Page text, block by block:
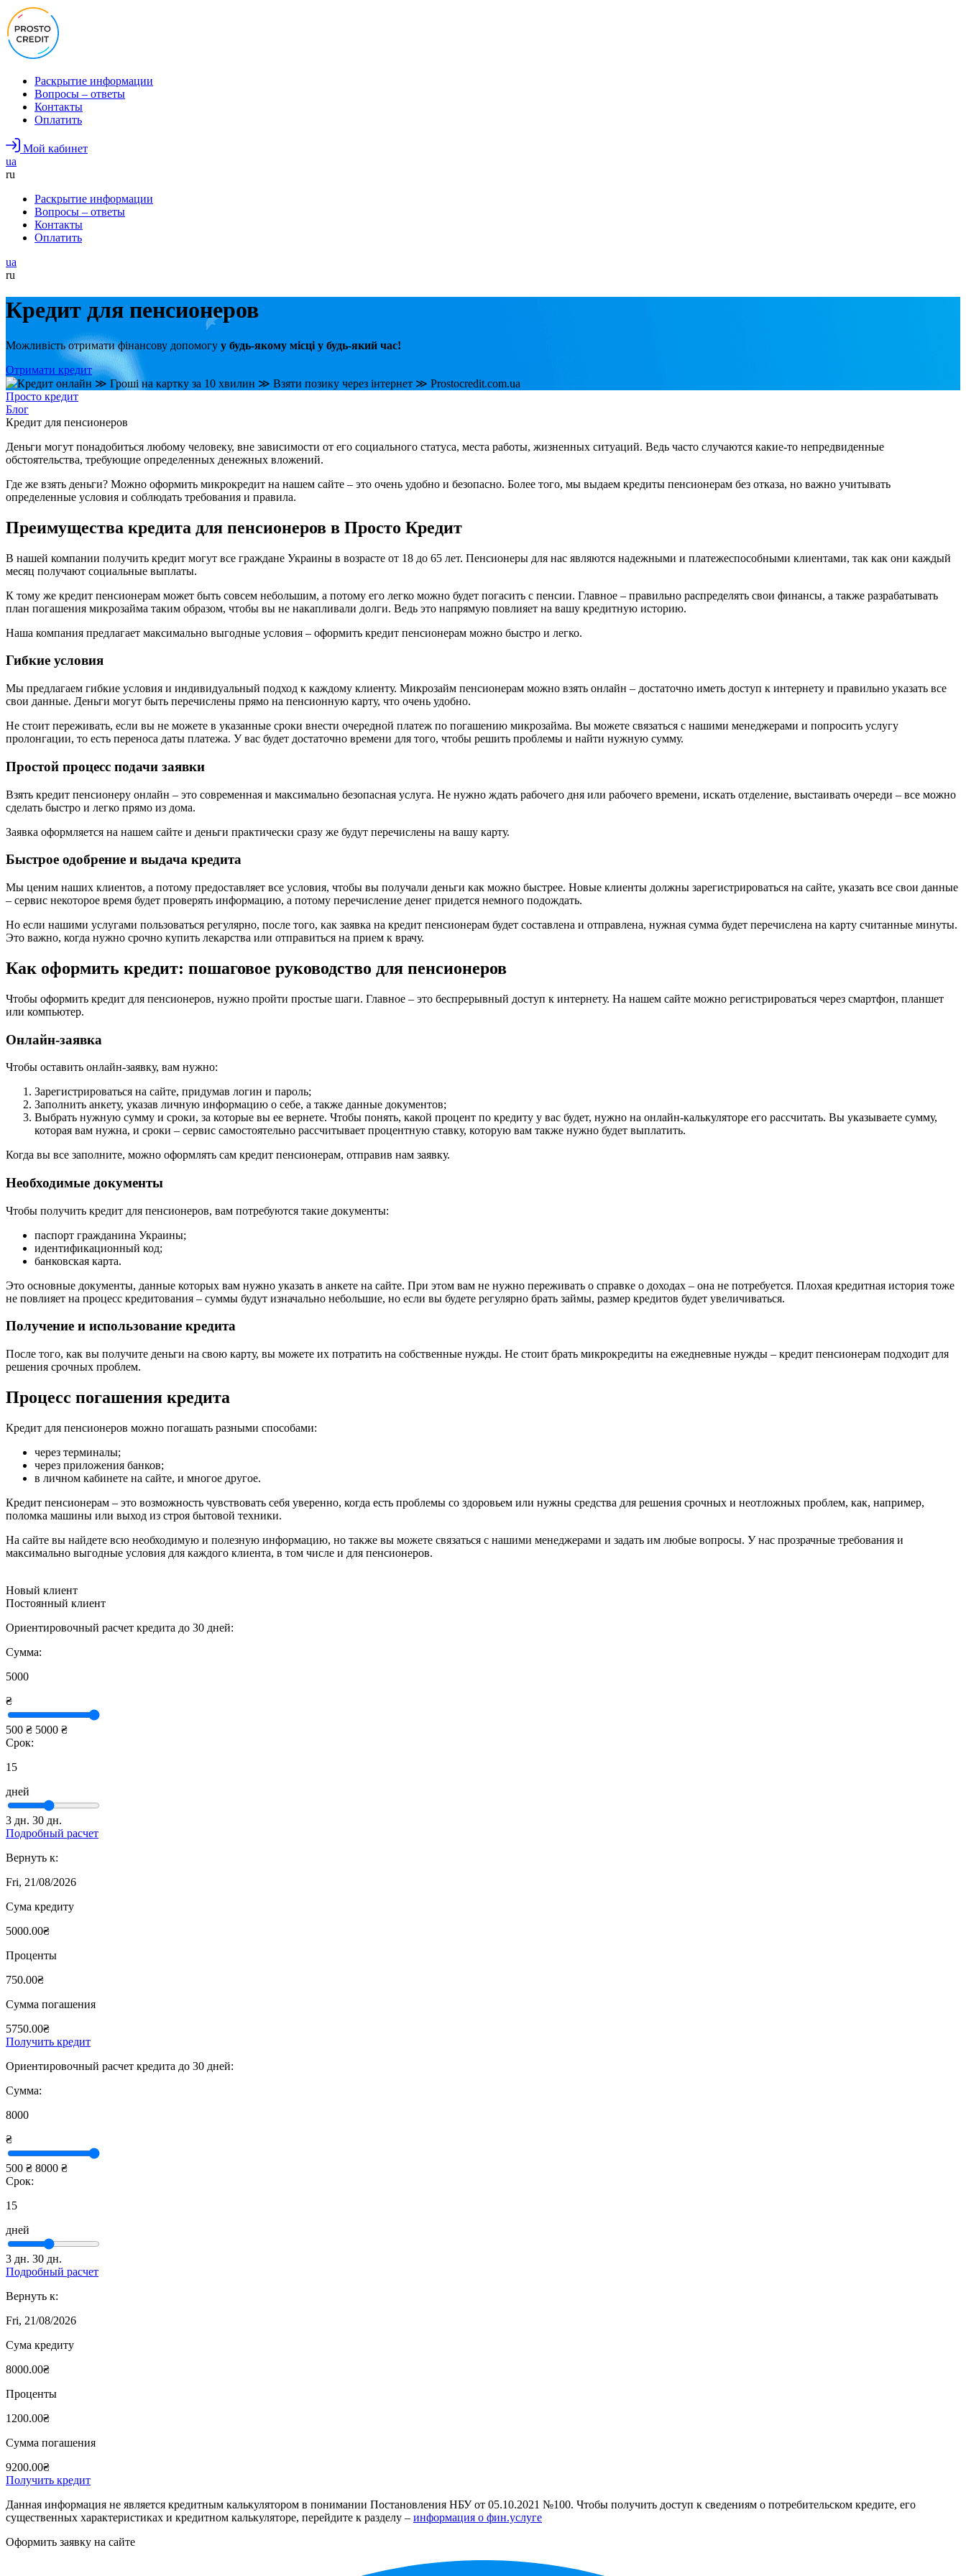
Раскрытие информации
Вопросы – ответы
Контакты
Оплатить
Мой кабинет
ua
ru
Раскрытие информации
Вопросы – ответы
Контакты
Оплатить
ua
ru
Кредит для пенсионеров
Можливість отримати фінансову допомогу у будь-якому місці у будь-який час!
Отримати кредит
Просто кредит
Блог
Кредит для пенсионеров
Деньги могут понадобиться любому человеку, вне зависимости от его социального статуса, места работы, жизненных ситуаций. Ведь часто случаются какие-то непредвиденные
обстоятельства, требующие определенных денежных вложений.
Где же взять деньги? Можно оформить микрокредит на нашем сайте – это очень удобно и безопасно. Более того, мы выдаем кредиты пенсионерам без отказа, но важно учитывать
определенные условия и соблюдать требования и правила.
Преимущества кредита для пенсионеров в Просто Кредит
В нашей компании получить кредит могут все граждане Украины в возрасте от 18 до 65 лет. Пенсионеры для нас являются надежными и платежеспособными клиентами, так как они каждый
месяц получают социальные выплаты.
К тому же кредит пенсионерам может быть совсем небольшим, а потому его легко можно будет погасить с пенсии. Главное – правильно распределять свои финансы, а также разрабатывать
план погашения микрозайма таким образом, чтобы вы не накапливали долги. Ведь это напрямую повлияет на вашу кредитную историю.
Наша компания предлагает максимально выгодные условия – оформить кредит пенсионерам можно быстро и легко.
Гибкие условия
Мы предлагаем гибкие условия и индивидуальный подход к каждому клиенту. Микрозайм пенсионерам можно взять онлайн – достаточно иметь доступ к интернету и правильно указать все
свои данные. Деньги могут быть перечислены прямо на пенсионную карту, что очень удобно.
Не стоит переживать, если вы не можете в указанные сроки внести очередной платеж по погашению микрозайма. Вы можете связаться с нашими менеджерами и попросить услугу
пролонгации, то есть переноса даты платежа. У вас будет достаточно времени для того, чтобы решить проблемы и найти нужную сумму.
Простой процесс подачи заявки
Взять кредит пенсионеру онлайн – это современная и максимально безопасная услуга. Не нужно ждать рабочего дня или рабочего времени, искать отделение, выстаивать очереди – все можно
сделать быстро и легко прямо из дома.
Заявка оформляется на нашем сайте и деньги практически сразу же будут перечислены на вашу карту.
Быстрое одобрение и выдача кредита
Мы ценим наших клиентов, а потому предоставляет все условия, чтобы вы получали деньги как можно быстрее. Новые клиенты должны зарегистрироваться на сайте, указать все свои данные
– сервис некоторое время будет проверять информацию, а потому перечисление денег придется немного подождать.
Но если нашими услугами пользоваться регулярно, после того, как заявка на кредит пенсионерам будет составлена и отправлена, нужная сумма будет перечислена на карту считанные минуты.
Это важно, когда нужно срочно купить лекарства или отправиться на прием к врачу.
Как оформить кредит: пошаговое руководство для пенсионеров
Чтобы оформить кредит для пенсионеров, нужно пройти простые шаги. Главное – это беспрерывный доступ к интернету. На нашем сайте можно регистрироваться через смартфон, планшет
или компьютер.
Онлайн-заявка
Чтобы оставить онлайн-заявку, вам нужно:
Зарегистрироваться на сайте, придумав логин и пароль;
Заполнить анкету, указав личную информацию о себе, а также данные документов;
Выбрать нужную сумму и сроки, за которые вы ее вернете. Чтобы понять, какой процент по кредиту у вас будет, нужно на онлайн-калькуляторе его рассчитать. Вы указываете сумму,
которая вам нужна, и сроки – сервис самостоятельно рассчитывает процентную ставку, которую вам также нужно будет выплатить.
Когда вы все заполните, можно оформлять сам кредит пенсионерам, отправив нам заявку.
Необходимые документы
Чтобы получить кредит для пенсионеров, вам потребуются такие документы:
паспорт гражданина Украины;
идентификационный код;
банковская карта.
Это основные документы, данные которых вам нужно указать в анкете на сайте. При этом вам не нужно переживать о справке о доходах – она не потребуется. Плохая кредитная история тоже
не повлияет на процесс кредитования – суммы будут изначально небольшие, но если вы будете регулярно брать займы, размер кредитов будет увеличиваться.
Получение и использование кредита
После того, как вы получите деньги на свою карту, вы можете их потратить на собственные нужды. Не стоит брать микрокредиты на ежедневные нужды – кредит пенсионерам подходит для
решения срочных проблем.
Процесс погашения кредита
Кредит для пенсионеров можно погашать разными способами:
через терминалы;
через приложения банков;
в личном кабинете на сайте, и многое другое.
Кредит пенсионерам – это возможность чувствовать себя уверенно, когда есть проблемы со здоровьем или нужны средства для решения срочных и неотложных проблем, как, например,
поломка машины или выход из строя бытовой техники.
На сайте вы найдете всю необходимую и полезную информацию, но также вы можете связаться с нашими менеджерами и задать им любые вопросы. У нас прозрачные требования и
максимально выгодные условия для каждого клиента, в том числе и для пенсионеров.
Новый клиент
Постоянный клиент
Ориентировочный расчет кредита до 30 дней:
Сумма:
5000
₴
500 ₴ 5000 ₴
Срок:
15
дней
3 дн. 30 дн.
Подробный расчет
Вернуть к:
Fri, 21/08/2026
Сума кредиту
5000.00₴
Проценты
750.00₴
Сумма погашения
5750.00₴
Получить кредит
Ориентировочный расчет кредита до 30 дней:
Сумма:
8000
₴
500 ₴ 8000 ₴
Срок:
15
дней
3 дн. 30 дн.
Подробный расчет
Вернуть к:
Fri, 21/08/2026
Сума кредиту
8000.00₴
Проценты
1200.00₴
Сумма погашения
9200.00₴
Получить кредит
Данная информация не является кредитным калькулятором в понимании Постановления НБУ от 05.10.2021 №100. Чтобы получить доступ к сведениям о потребительском кредите, его
существенных характеристиках и кредитном калькуляторе, перейдите к разделу – информация о фин.услуге
Оформить заявку на сайте